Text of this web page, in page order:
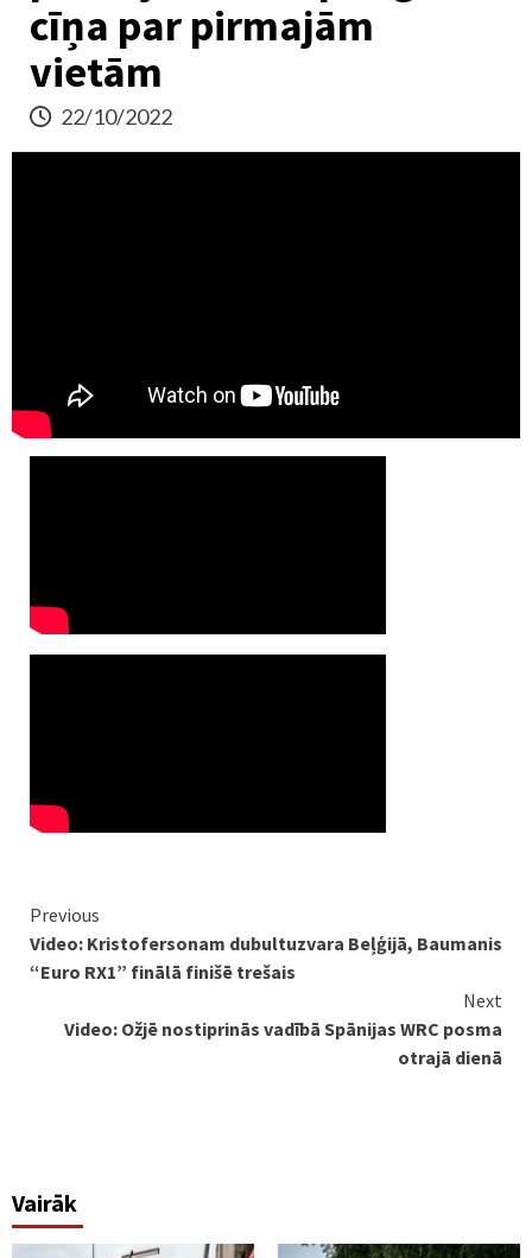
cīņa par pirmajām
vietām
22/10/2022
Continue
Reading
Previous
Video: Kristofersonam dubultuzvara Beļģijā, Baumanis
“Euro RX1” finālā finišē trešais
Next
Video: Ožjē nostiprinās vadībā Spānijas WRC posma
otrajā dienā
Vairāk